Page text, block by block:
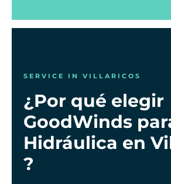
SERVICE IN VILLARICOS
¿Por qué elegir
GoodWinds
Hidráulica en
?